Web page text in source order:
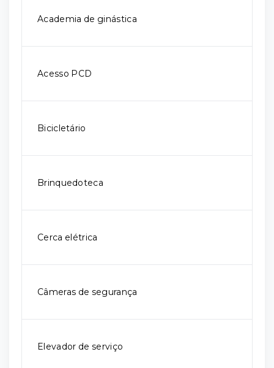
Academia de ginástica
Acesso PCD
Bicicletário
Brinquedoteca
Cerca elétrica
Câmeras de segurança
Elevador de serviço